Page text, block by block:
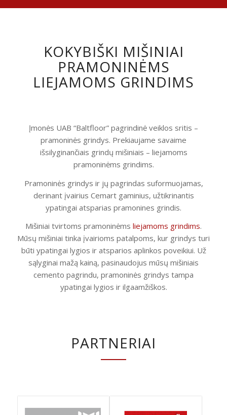
KOKYBIŠKI MIŠINIAI
PRAMONINĖMS
LIEJAMOMS GRINDIMS
Įmonės UAB “Baltfloor” pagrindinė veiklos sritis –
pramoninės grindys. Prekiaujame savaime
išsilyginančiais grindų mišiniais – liejamoms
pramoninėms grindims.
Pramoninės grindys ir jų pagrindas suformuojamas,
derinant įvairius Cemart gaminius, užtikrinantis
ypatingai atsparias pramonines grindis.
Mišiniai tvirtoms pramoninėms liejamoms grindims.
Mūsų mišiniai tinka įvairioms patalpoms, kur grindys turi
būti ypatingai lygios ir atsparios aplinkos poveikiui. Už
sąlyginai mažą kainą, pasinaudojus mūsų mišiniais
cemento pagrindu, pramoninės grindys tampa
ypatingai lygios ir ilgaamžiškos.
PARTNERIAI